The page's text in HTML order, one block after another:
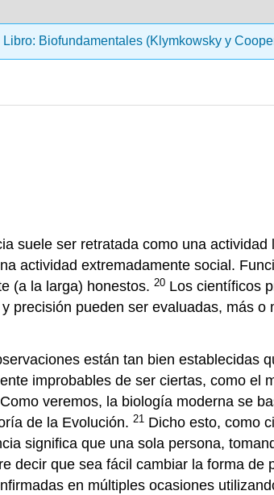
Libro: Biofundamentales (Klymkowsky y
suele ser retratada como una actividad
actividad extremadamente social.
(a la larga) honestos. 20 Los científicos
precisión pueden ser evaluadas, más o
están tan bien establecidas
improbables de ser ciertas, como el
veremos, la biología moderna se
de la Evolución. 21 Dicho esto, como
significa que una sola persona,
decir que sea fácil cambiar la forma de
en múltiples ocasiones